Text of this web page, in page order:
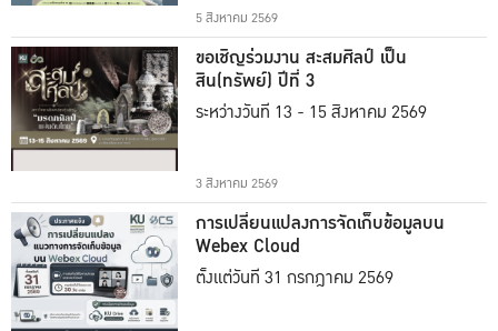
5 สิงหาคม 2569
ขอเชิญร่วมงาน สะสมศิลป์ เป็น
สิน(ทรัพย์) ปีที่ 3
ระหว่างวันที่ 13 - 15 สิงหาคม 2569
3 สิงหาคม 2569
การเปลี่ยนแปลงการจัดเก็บข้อมูลบน
Webex Cloud
ตั้งแต่วันที่ 31 กรกฎาคม 2569